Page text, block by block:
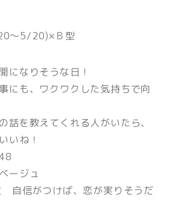
〜5/20)×Ｂ型
になりそうな日！
にも、ワクワクした気持ちで向
話を教えてくれる人がいたら、
いね！
ージュ
がつけば、恋が実りそうだ